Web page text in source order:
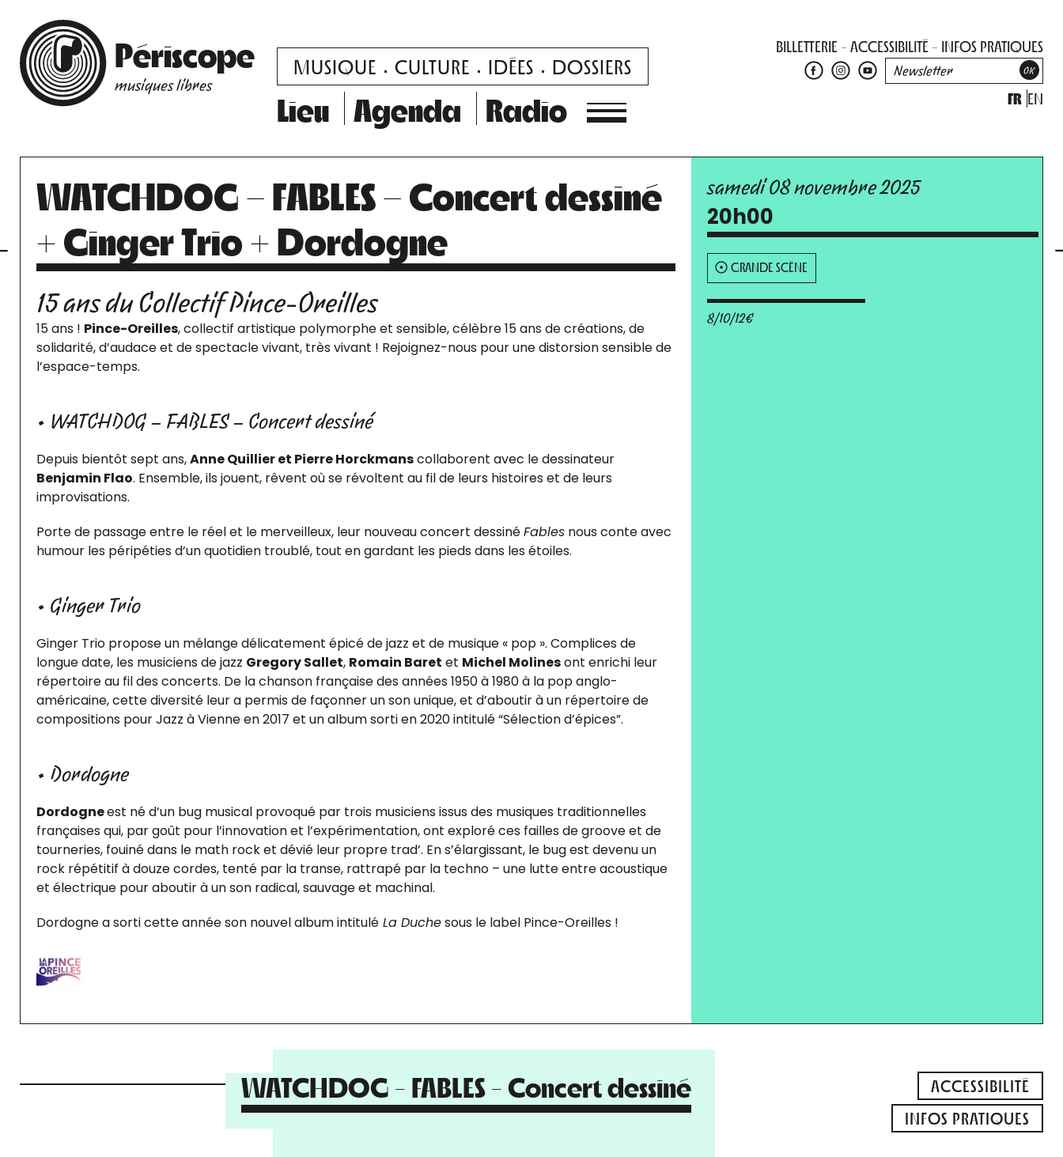
Périscope
musiques libres
MUSIQUE CULTURE IDÉES DOSSIERS
Lieu Agenda Radio
BILLETTERIE ACCESSIBILITÉ INFOS PRATIQUES
FR EN
WATCHDOG – FABLES – Concert dessiné
+ Ginger Trio + Dordogne
15 ans du Collectif Pince-Oreilles
15 ans ! Pince-Oreilles, collectif artistique polymorphe et sensible, célèbre 15 ans de créations, de
solidarité, d’audace et de spectacle vivant, très vivant ! Rejoignez-nous pour une distorsion sensible de
l’espace-temps.
• WATCHDOG – FABLES – Concert dessiné
Depuis bientôt sept ans,Anne Quillier et Pierre Horckmanscollaborent avec le dessinateur
Benjamin Flao. Ensemble, ils jouent, rêvent où se révoltent au fil de leurs histoires et de leurs
improvisations.
Porte de passage entre le réel et le merveilleux, leur nouveau concert dessinéFables nous conte avec
humour les péripéties d’un quotidien troublé, tout en gardant les pieds dans les étoiles.
• Ginger Trio
Ginger Trio propose un mélange délicatement épicé de jazz et de musique « pop ». Complices de
longue date, les musiciens de jazz Gregory Sallet, Romain Baret et Michel Molinesont enrichi leur
répertoire au fil des concerts. De la chanson française des années 1950 à 1980 à la pop anglo-
américaine, cette diversité leur a permis de façonner un son unique, et d’aboutir à un répertoire de
compositions pour Jazz à Vienne en 2017 et un album sorti en 2020 intitulé “Sélection d’épices”.
• Dordogne
Dordogneest né d’un bug musical provoqué par trois musiciens issus des musiques traditionnelles
françaises qui, par goût pour l’innovation et l’expérimentation, ont exploré ces failles de groove et de
tourneries, fouiné dans le math rock et dévié leur propre trad’. En s’élargissant, le bug est devenu un
rock répétitif à douze cordes, tenté par la transe, rattrapé par la techno – une lutte entre acoustique
et électrique pour aboutir à un son radical, sauvage et machinal.
Dordogne a sorti cette année son nouvel album intitulé La Duchesous le label Pince-Oreilles !
samedi 08 novembre 2025
20h00
GRANDE SCÈNE
8/10/12€
WATCHDOG - FABLES - Concert dessiné
ACCESSIBILITÉ
INFOS PRATIQUES